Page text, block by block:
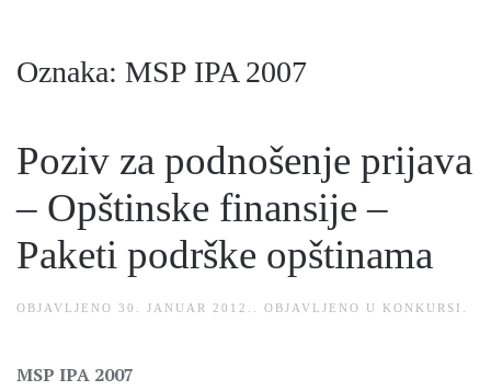
Oznaka: MSP IPA 2007
Poziv za podnošenje prijava
– Opštinske finansije –
Paketi podrške opštinama
OBJAVLJENO 30. JANUAR 2012. . OBJAVLJENO U KONKURSI
MSP IPA 2007